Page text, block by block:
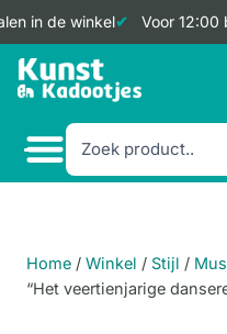
in de winkel Voor 12:00
Doorgaan
naar
Home / Winkel / Stijl /
“Het veertienjarige